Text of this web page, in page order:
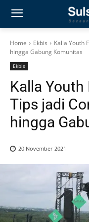
Home Ekbis
Kalla Youth
hingga Gabung Komunitas
Ekbis
Kalla
Tips jadi
hingga
20 November 2021